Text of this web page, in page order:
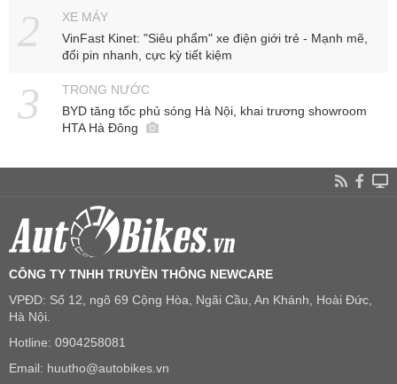
XE MÁY
VinFast Kinet: "Siêu phẩm" xe điện giới trẻ - Mạnh mẽ,
đổi pin nhanh, cực kỳ tiết kiệm
TRONG NƯỚC
BYD tăng tốc phủ sóng Hà Nội, khai trương showroom
HTA Hà Đông
CÔNG TY TNHH TRUYỀN THÔNG NEWCARE
VPĐD: Số 12, ngõ 69 Cộng Hòa, Ngãi Cầu, An Khánh, Hoài Đức,
Hà Nội.
Hotline: 0904258081
Email: huutho@autobikes.vn